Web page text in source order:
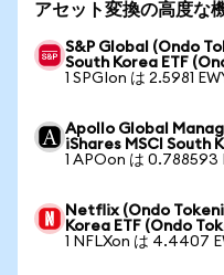
アセット変換の高度な
S&P Global (Ondo
South Korea ETF
1 SPGIon は 2.5981
Apollo Global
iShares MSCI South
1 APOon は 0.788593
Netflix (Ondo
Korea ETF (Ondo
1 NFLXon は 4.4407